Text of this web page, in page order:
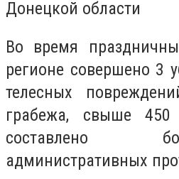
Донецкой области
Во время
регионе совершено 3
телесных
грабежа, свыше
составлено
административных